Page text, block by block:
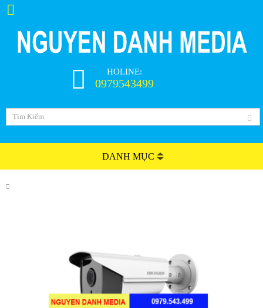
HOLINE:
0979543499
DANH MỤC